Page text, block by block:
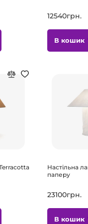
12540грн.
В кошик
Настільна
паперу
23100грн.
В кошик